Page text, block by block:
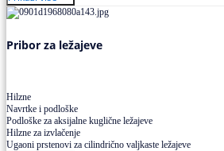
Pribor za ležajeve
Hilzne
Navrtke i podloške
Podloške za aksijalne kuglične ležajeve
Hilzne za izvlačenje
Ugaoni prstenovi za cilindrično valjkaste ležajeve